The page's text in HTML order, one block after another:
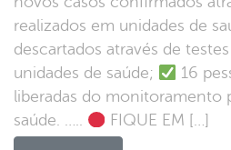
realizados em unidades de
descartados através de
unidades de saúde;
16
liberadas do monitoramento
saúde. …..
FIQUE EM […]